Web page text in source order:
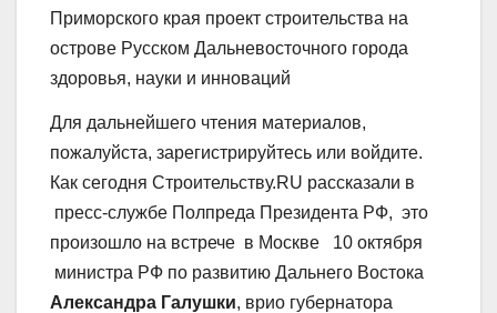
Приморского края проект строительства на
острове Русском Дальневосточного города
здоровья, науки и инноваций
Для дальнейшего чтения материалов,
пожалуйста, зарегистрируйтесь или войдите.
Как сегодня Строительству.RU рассказали в
пресс-службе Полпреда Президента РФ, это
произошло на встрече в Москве 10 октября
министра РФ по развитию Дальнего Востока
Александра Галушки, врио губернатора